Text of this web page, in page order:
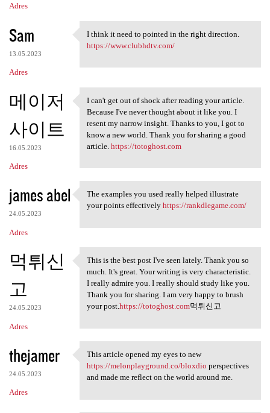
Adres
Sam
13.05.2023
Adres
I think it need to pointed in
I think it need to pointed in the right direction.
https://www.clubhdtv.com/
메이저
사이트
16.05.2023
Adres
I can't get out of shock
I can't get out of shock after reading your article.
Because I've never thought about it like you. I
resent my narrow insight. Thanks to you, I got to
know a new world. Thank you for sharing a good
article. https://totoghost.com
james abel
24.05.2023
Adres
The examples you used really
The examples you used really helped illustrate
your points effectively https://rankdlegame.com/
먹튀신
고
24.05.2023
Adres
This is the best post I've
This is the best post I've seen lately. Thank you so
much. It's great. Your writing is very characteristic.
I really admire you. I really should study like you.
Thank you for sharing. I am very happy to brush
your post.https://totoghost.com먹튀신고
thejamer
24.05.2023
Adres
This article opened my eyes
This article opened my eyes to new
https://melonplayground.co/bloxdio perspectives
and made me reflect on the world around me.